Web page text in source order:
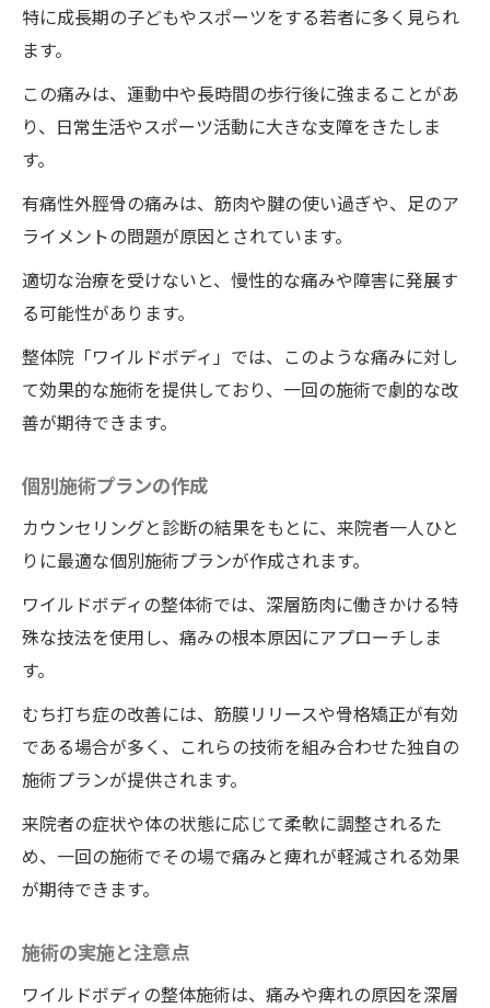
特に成長期の子どもやスポーツをする若者に多く見られ
ます。
この痛みは、運動中や長時間の歩行後に強まることがあ
り、日常生活やスポーツ活動に大きな支障をきたしま
す。
有痛性外脛骨の痛みは、筋肉や腱の使い過ぎや、足のア
ライメントの問題が原因とされています。
適切な治療を受けないと、慢性的な痛みや障害に発展す
る可能性があります。
整体院「ワイルドボディ」では、このような痛みに対し
て効果的な施術を提供しており、一回の施術で劇的な改
善が期待できます。
個別施術プランの作成
カウンセリングと診断の結果をもとに、来院者一人ひと
りに最適な個別施術プランが作成されます。
ワイルドボディの整体術では、深層筋肉に働きかける特
殊な技法を使用し、痛みの根本原因にアプローチしま
す。
むち打ち症の改善には、筋膜リリースや骨格矯正が有効
である場合が多く、これらの技術を組み合わせた独自の
施術プランが提供されます。
来院者の症状や体の状態に応じて柔軟に調整されるた
め、一回の施術でその場で痛みと痺れが軽減される効果
が期待できます。
施術の実施と注意点
ワイルドボディの整体施術は、痛みや痺れの原因を深層